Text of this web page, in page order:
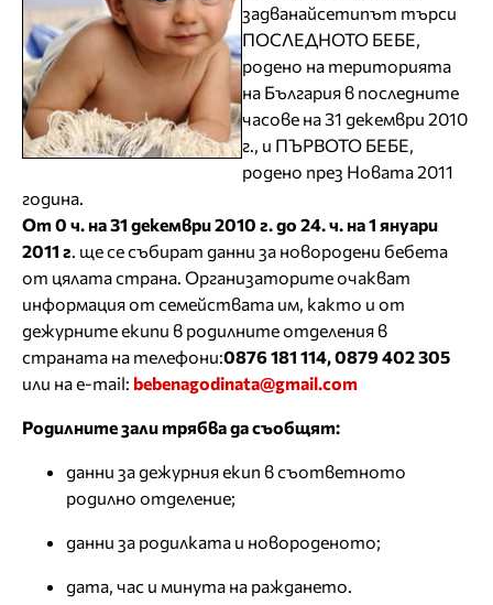
задванайсетипът търси
ПОСЛЕДНОТО БЕБЕ,
родено на територията
на България в последните
часове на 31 декември 2010
г., и ПЪРВОТО БЕБЕ,
родено през Новата 2011
година.
От 0 ч. на 31 декември 2010 г. до 24. ч. на 1 януари
2011 г . ще се събират данни за новородени бебета
от цялата страна. Организаторите очакват
информация от семействата им, както и от
дежурните екипи в родилните отделения в
страната на телефони:0876 181 114, 0879 402 305
или на e-mail: bebenagodinata@gmail.com
Родилните зали трябва да съобщят:
данни за дежурния екип в съответното
родилно отделение;
данни за родилката и новороденото;
дата, час и минута на раждането.